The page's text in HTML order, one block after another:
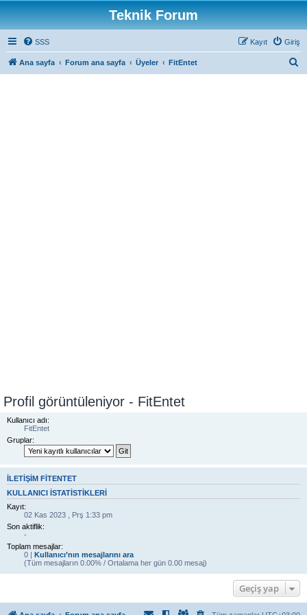
Teknik Forum
SSS Giriş
Kayıt
Ana sayfa Forum ana sayfa Üyeler FitEntet
Profil görüntüleniyor - FitEntet
Kullanıcı adı:
FitEntet
Gruplar:
İLETIŞIM FITENTET
KULLANICI ISTATISTIKLERI
Kayıt:
02 Kas 2023 , Prş 1:33 pm
Son aktiflik:
-
Toplam mesajlar:
0 | Kullanıcı’nın mesajlarını ara
(Tüm mesajların 0.00% / Ortalama her gün 0.00 mesaj)
Geçiş yap